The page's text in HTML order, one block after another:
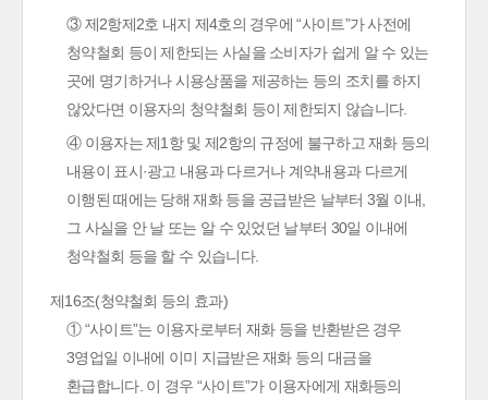
③ 제2항제2호 내지 제4호의 경우에 “사이트”가 사전에
청약철회 등이 제한되는 사실을 소비자가 쉽게 알 수 있는
곳에 명기하거나 시용상품을 제공하는 등의 조치를 하지
않았다면 이용자의 청약철회 등이 제한되지 않습니다.
④ 이용자는 제1항 및 제2항의 규정에 불구하고 재화 등의
내용이 표시·광고 내용과 다르거나 계약내용과 다르게
이행된 때에는 당해 재화 등을 공급받은 날부터 3월 이내,
그 사실을 안 날 또는 알 수 있었던 날부터 30일 이내에
청약철회 등을 할 수 있습니다.
제16조(청약철회 등의 효과)
① “사이트”는 이용자로부터 재화 등을 반환받은 경우
3영업일 이내에 이미 지급받은 재화 등의 대금을
환급합니다. 이 경우 “사이트”가 이용자에게 재화등의